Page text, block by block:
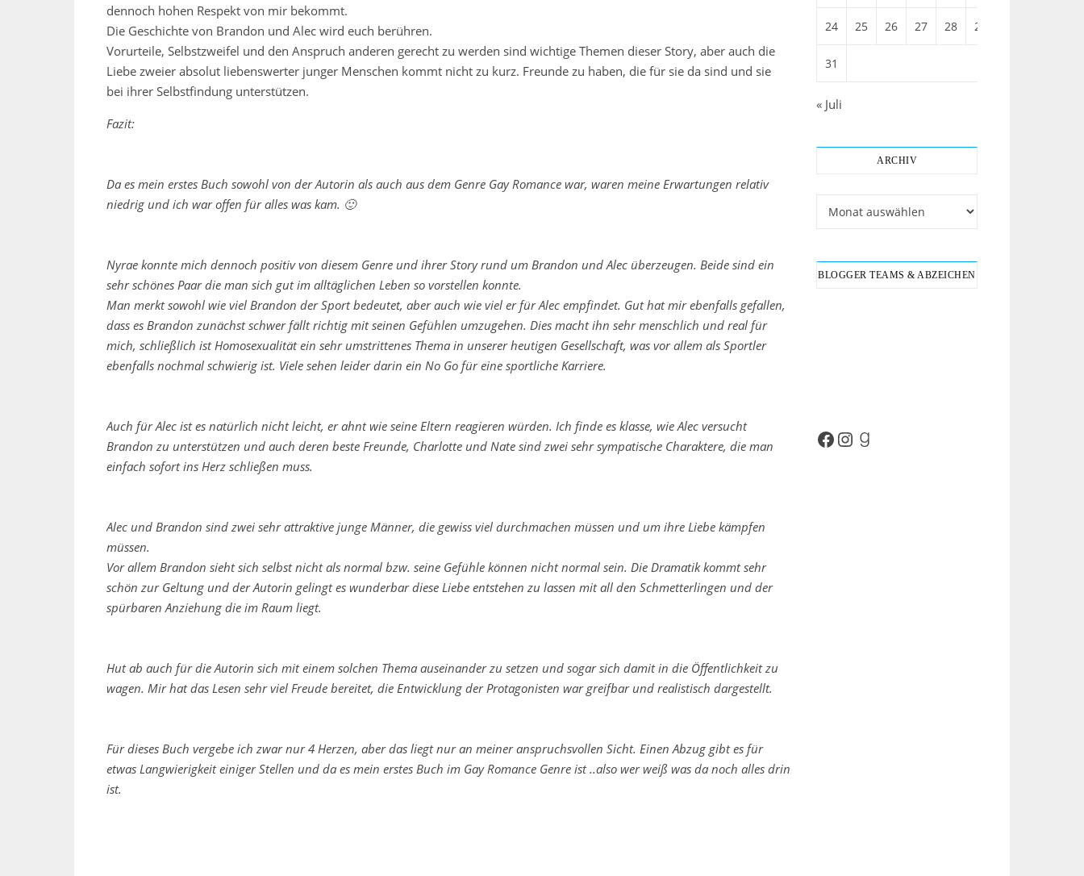
dennoch hohen Respekt von mir bekommt.
Die Geschichte von Brandon und Alec wird euch berühren.
Vorurteile, Selbstzweifel und den Anspruch anderen gerecht zu werden sind wichtige Themen dieser Story, aber auch die
Liebe zweier absolut liebenswerter junger Menschen kommt nicht zu kurz. Freunde zu haben, die für sie da sind und sie
bei ihrer Selbstfindung unterstützen.
Fazit:
Da es mein erstes Buch sowohl von der Autorin als auch aus dem Genre Gay Romance war, waren meine Erwartungen relativ
niedrig und ich war offen für alles was kam. 🙂
Nyrae konnte mich dennoch positiv von diesem Genre und ihrer Story rund um Brandon und Alec überzeugen. Beide sind ein
sehr schönes Paar die man sich gut im alltäglichen Leben so vorstellen konnte.
Man merkt sowohl wie viel Brandon der Sport bedeutet, aber auch wie viel er für Alec empfindet. Gut hat mir ebenfalls gefallen,
dass es Brandon zunächst schwer fällt richtig mit seinen Gefühlen umzugehen. Dies macht ihn sehr menschlich und real für
mich, schließlich ist Homosexualität ein sehr umstrittenes Thema in unserer heutigen Gesellschaft, was vor allem als Sportler
ebenfalls nochmal schwierig ist. Viele sehen leider darin ein No Go für eine sportliche Karriere.
Auch für Alec ist es natürlich nicht leicht, er ahnt wie seine Eltern reagieren würden. Ich finde es klasse, wie Alec versucht
Brandon zu unterstützen und auch deren beste Freunde, Charlotte und Nate sind zwei sehr sympatische Charaktere, die man
einfach sofort ins Herz schließen muss.
Alec und Brandon sind zwei sehr attraktive junge Männer, die gewiss viel durchmachen müssen und um ihre Liebe kämpfen
müssen.
Vor allem Brandon sieht sich selbst nicht als normal bzw. seine Gefühle können nicht normal sein. Die Dramatik kommt sehr
schön zur Geltung und der Autorin gelingt es wunderbar diese Liebe entstehen zu lassen mit all den Schmetterlingen und der
spürbaren Anziehung die im Raum liegt.
Hut ab auch für die Autorin sich mit einem solchen Thema auseinander zu setzen und sogar sich damit in die Öffentlichkeit zu
wagen. Mir hat das Lesen sehr viel Freude bereitet, die Entwicklung der Protagonisten war greifbar und realistisch dargestellt.
Für dieses Buch vergebe ich zwar nur 4 Herzen, aber das liegt nur an meiner anspruchsvollen Sicht. Einen Abzug gibt es für
etwas Langwierigkeit einiger Stellen und da es mein erstes Buch im Gay Romance Genre ist ..also wer weiß was da noch alles drin
ist.
24 25 26 27 28 29
31
« Juli
ARCHIV
BLOGGER TEAMS & ABZEICHEN
Facebook
Instagram
Goodreads